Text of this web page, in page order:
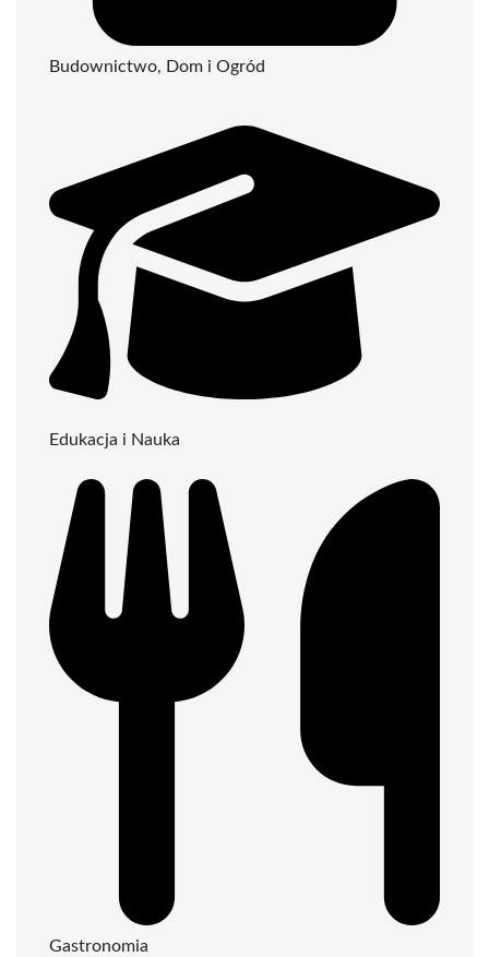
Budownictwo, Dom i Ogród
Edukacja i Nauka
Gastronomia